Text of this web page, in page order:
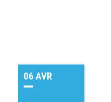
06 AVR